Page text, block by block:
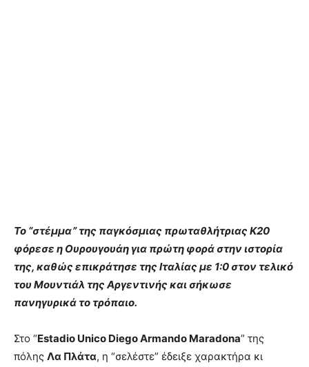
Το “στέμμα” της παγκόσμιας πρωταθλήτριας Κ20
φόρεσε η Ουρουγουάη για πρώτη φορά στην ιστορία
της, καθώς επικράτησε της Ιταλίας με 1:0 στον τελικό
του Μουντιάλ της Αργεντινής και σήκωσε
πανηγυρικά το τρόπαιο.
Στο “Estadio Unico Diego Armando Maradona” της
πόλης Λα Πλάτα, η “σελέστε” έδειξε χαρακτήρα κι